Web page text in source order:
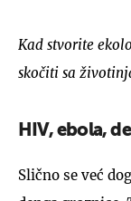
Kad stvorite
skočiti sa
HIV, ebola,
Slično se već